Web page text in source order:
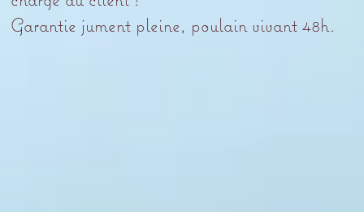
Garantie jument pleine, poulain vivant 48h.